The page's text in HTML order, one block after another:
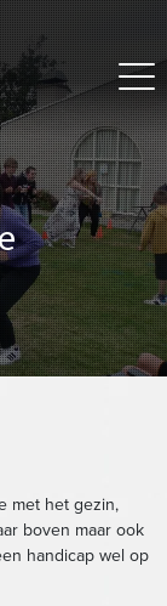
met het gezin,
boven maar ook
handicap wel op